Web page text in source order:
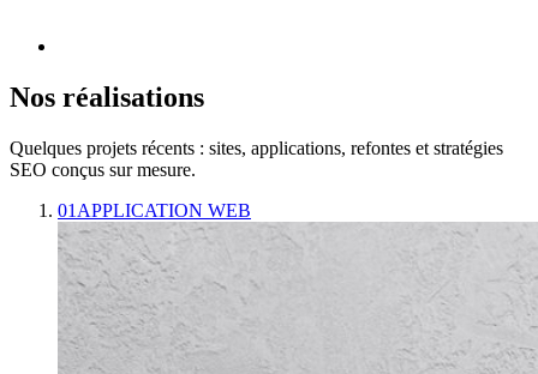
Nos réalisations
Quelques projets récents : sites, applications, refontes et stratégies
SEO conçus sur mesure.
01 APPLICATION WEB